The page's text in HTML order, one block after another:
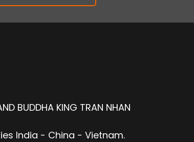
BUDDHA KING TRAN NHAN
India - China - Vietnam.